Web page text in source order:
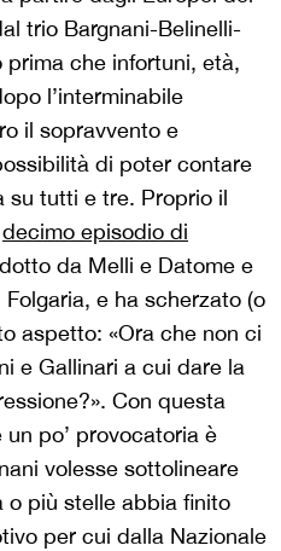
trio Bargnani-Belinelli-
che infortuni, età,
l’interminabile
il sopravvento e
di poter contare
su tutti e tre. Proprio il
decimo episodio di
da Melli e Datome e
e ha scherzato (o
aspetto: «Ora che non ci
e Gallinari a cui dare la
Con questa
po’ provocatoria è
volesse sottolineare
o più stelle abbia finito
per cui dalla Nazionale